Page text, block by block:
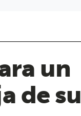
un
de su